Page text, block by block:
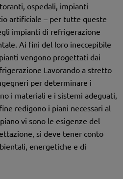
ospedali, impianti
artificiale – per tutte queste
impianti di refrigerazione
Ai fini del loro ineccepibile
vengono progettati dai
Lavorando a stretto
per determinare i
i materiali e i sistemi adeguati,
redigono i piani necessari al
vi sono le esigenze del
si deve tener conto
energetiche e di